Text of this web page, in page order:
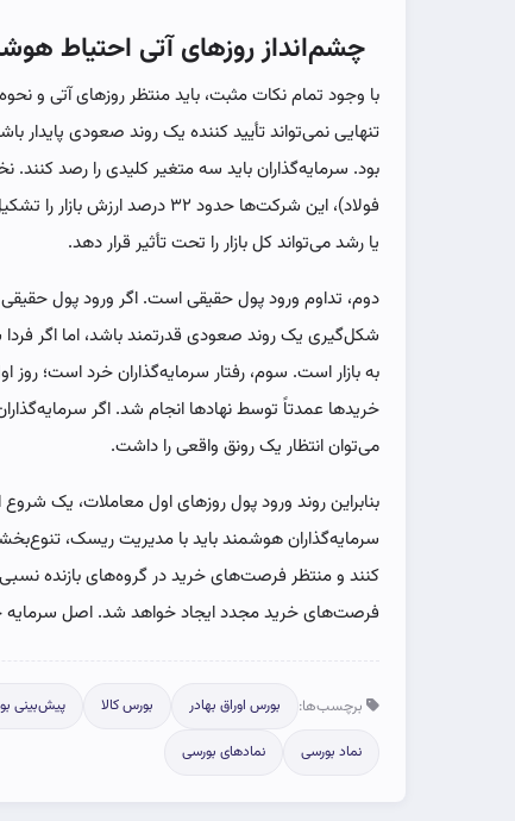
چشم‌انداز روزهای آتی احتیاط
با وجود تمام نکات مثبت، باید منتظر روزهای آتی و
تنهایی نمی‌تواند تأیید کننده یک روند صعودی پایدار
بود. سرمایه‌گذاران باید سه متغیر کلیدی را رصد
فولاد)، این شرکت‌ها حدود ۳۲
یا رشد می‌تواند کل بازار را تحت تأثیر قرار دهد.
دوم، تداوم ورود پول حقیقی است. اگر ورود پول حقیقی
شکل‌گیری یک روند صعودی قدرتمند باشد، اما اگر
به بازار است. سوم، رفتار سرمایه‌گذاران خرد است؛
خریدها عمدتاً توسط نهادها انجام شد. اگر
می‌توان انتظار یک رونق واقعی را داشت.
بنابراین روند ورود پول روزهای اول معاملات، یک شروع
سرمایه‌گذاران هوشمند باید با مدیریت ریسک،
کنند و منتظر فرصت‌های خرید در گروه‌های بازنده
فرصت‌های خرید مجدد ایجاد خواهد شد. اصل سرمایه
برچسب‌ها: بورس اوراق بهادر بورس کالا پیش‌بینی
نماد بورسی نمادهای بورسی